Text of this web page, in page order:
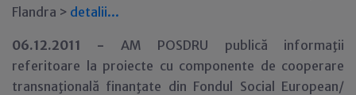
Flandra > detalii...
06.12.2011 - AM POSDRU publică informaţii
referitoare la proiecte cu componente de cooperare
transnaţională finanţate din Fondul Social European/